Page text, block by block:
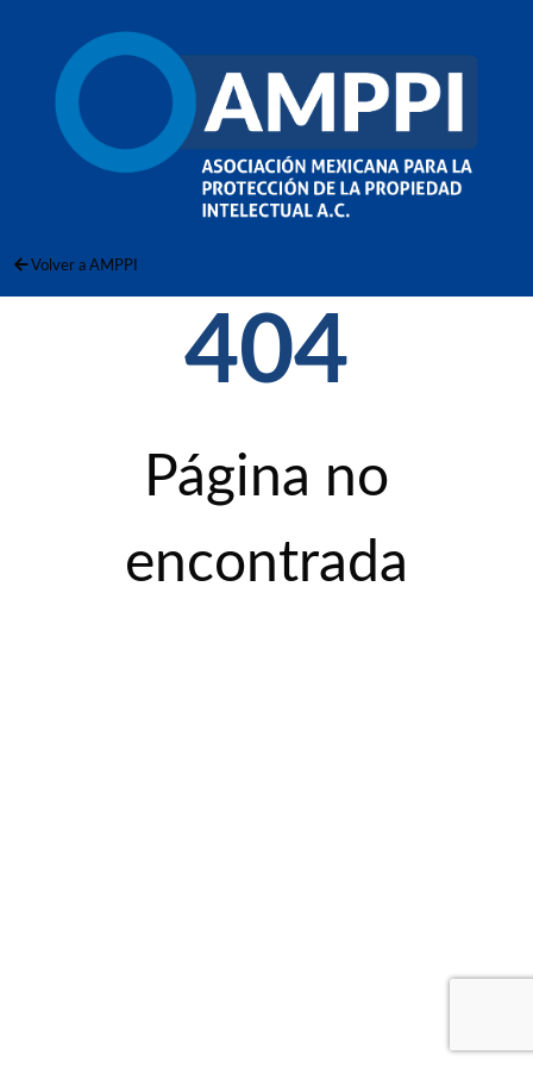
Volver a AMPPI
404
Página no
encontrada